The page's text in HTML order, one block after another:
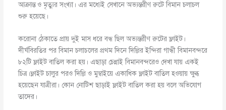
আক্রান্ত ও মৃত্যুর সংখ্যা। এর মধ্যেই সেখানে অভ্যন্তরীণ রুটে বিমান চলাচল
শুরু হয়েছে।
করোনা ঠেকাতে প্রায় দুই মাস ধরে বন্ধ ছিল অভ্যন্তরীণ রুটের ফ্লাইট।
দীর্ঘবিরতির পর বিমান চলাচলের প্রথম দিনে দিল্লির ইন্দিরা গান্ধী বিমানবন্দরে
৮২টি ফ্লাইট বাতিল করা হয়। এছাড়া চেন্নাই বিমানবন্দরেও দেখা যায় একই
চিত্র।ফ্লাইট চালুর পরও দিল্লি ও মুম্বাইয়ে একাধিক ফ্লাইট বাতিল হওয়ায় ক্ষুব্ধ
হয়েছেন যাত্রীরা। কোন নোটিশ ছাড়াই ফ্লাইট বাতিল করা হয় বলে অভিযোগ
তাদের।